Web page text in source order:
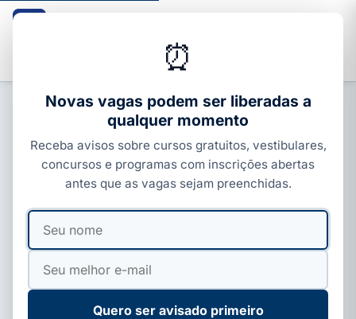
ENEM, SISU E PROUNI
Curso de serviço social: onde
estudar, o que faz e salário 2026
⏰
Novas vagas podem ser liberadas a
qualquer momento
Receba avisos sobre cursos gratuitos, vestibulares,
concursos e programas com inscrições abertas
antes que as vagas sejam preenchidas.
Seu
nome
Seu
mail
Quero ser avisado primeiro